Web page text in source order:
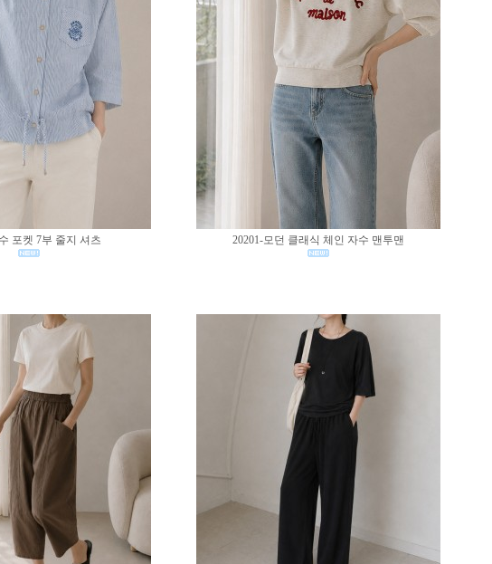
포켓 7부 줄지 셔츠 20201-모던 클래식 체인 자수 맨투맨